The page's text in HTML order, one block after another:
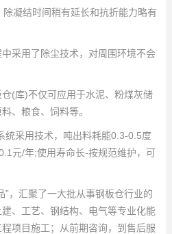
凝结时间稍有延长和抗折能力略有
采用了除尘技术，对周围环境不会
(库)不仅可应用于水泥、粉煤灰储
、粮食、饲料等。
统采用技术，吨出料耗能0.3-0.5度
元/年;使用寿命长-按规范维护，可
”，汇聚了一大批从事钢板仓行业的
、工艺、钢结构、电气等专业化能
项目施工；从前期咨询，到售后服